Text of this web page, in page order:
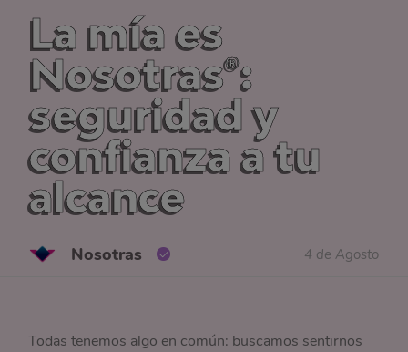
La mía es
Nosotras®:
seguridad y
confianza a tu
alcance
Nosotras 4 de Agosto
Todas tenemos algo en común: buscamos sentirnos